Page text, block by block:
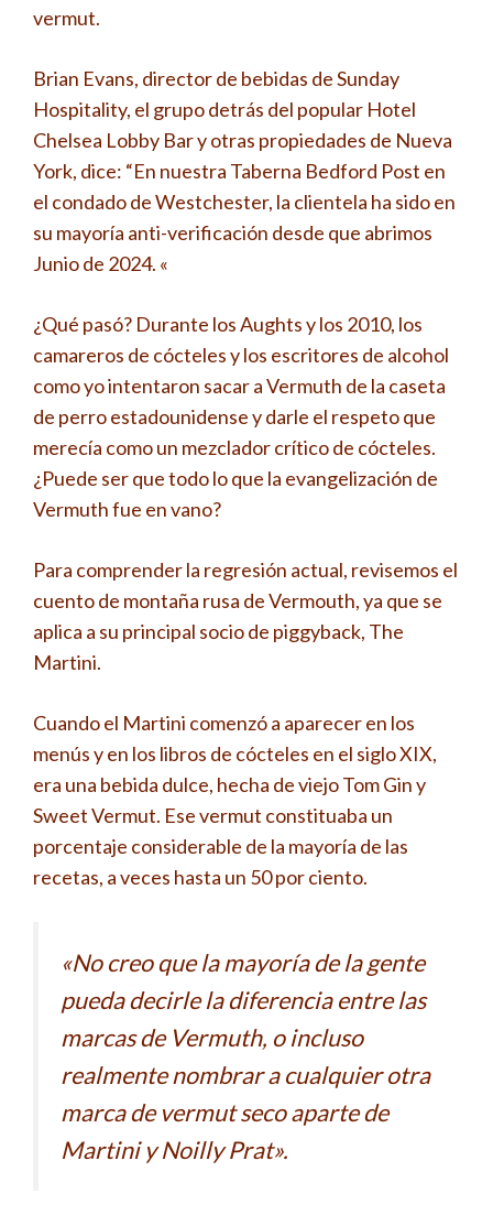
vermut.
Brian Evans, director de bebidas de Sunday
Hospitality, el grupo detrás del popular Hotel
Chelsea Lobby Bar y otras propiedades de Nueva
York, dice: “En nuestra Taberna Bedford Post en
el condado de Westchester, la clientela ha sido en
su mayoría anti-verificación desde que abrimos
Junio ​​de 2024. «
¿Qué pasó? Durante los Aughts y los 2010, los
camareros de cócteles y los escritores de alcohol
como yo intentaron sacar a Vermuth de la caseta
de perro estadounidense y darle el respeto que
merecía como un mezclador crítico de cócteles.
¿Puede ser que todo lo que la evangelización de
Vermuth fue en vano?
Para comprender la regresión actual, revisemos el
cuento de montaña rusa de Vermouth, ya que se
aplica a su principal socio de piggyback, The
Martini.
Cuando el Martini comenzó a aparecer en los
menús y en los libros de cócteles en el siglo XIX,
era una bebida dulce, hecha de viejo Tom Gin y
Sweet Vermut. Ese vermut constituaba un
porcentaje considerable de la mayoría de las
recetas, a veces hasta un 50 por ciento.
«No creo que la mayoría de la gente
pueda decirle la diferencia entre las
marcas de Vermuth, o incluso
realmente nombrar a cualquier otra
marca de vermut seco aparte de
Martini y Noilly Prat».